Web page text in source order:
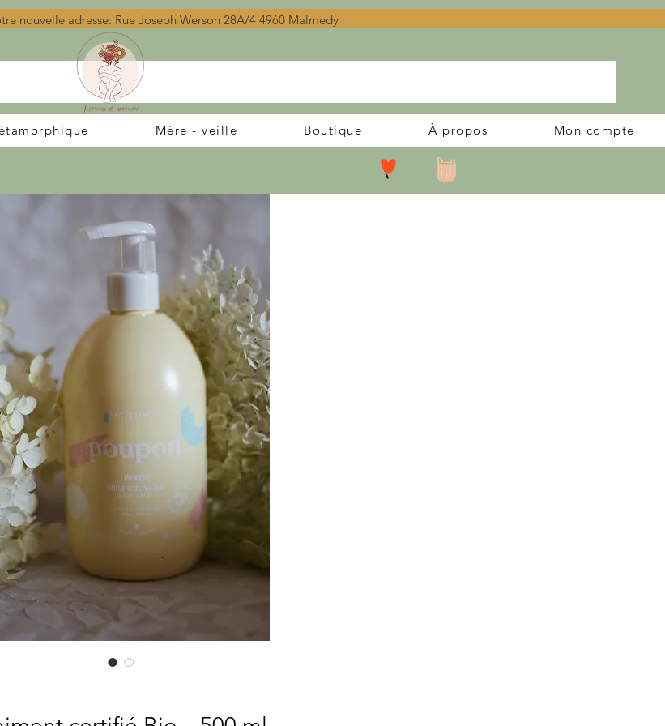
nouvelle adresse: Rue Joseph Werson 28A/4 4960 Malmedy
Mère - veille Boutique À propos Mon compte